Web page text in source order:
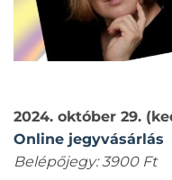
2024. október 29.
Online jegyvásárlás
Belépőjegy: 3900 Ft